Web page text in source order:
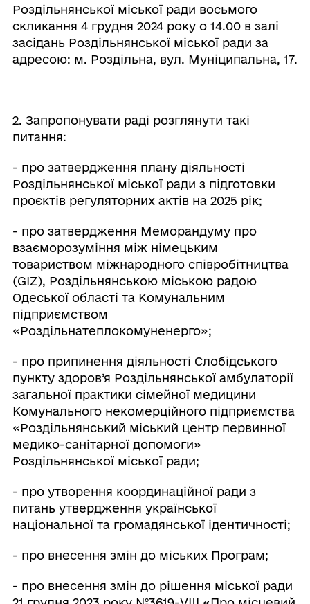
Роздільнянської міської ради восьмого
скликання 4 грудня 2024 року о 14.00 в залі
засідань Роздільнянської міської ради за
адресою: м. Роздільна, вул. Муніципальна, 17.
2. Запропонувати раді розглянути такі
питання:
- про затвердження плану діяльності
Роздільнянської міської ради з підготовки
проєктів регуляторних актів на 2025 рік;
- про затвердження Меморандуму про
взаєморозуміння між німецьким
товариством міжнародного співробітництва
(GIZ), Роздільнянською міською радою
Одеської області та Комунальним
підприємством
«Роздільнатеплокомуненерго»;
- про припинення діяльності Слобідського
пункту здоров’я Роздільнянської амбулаторії
загальної практики сімейної медицини
Комунального некомерційного підприємства
«Роздільнянський міський центр первинної
медико-санітарної допомоги»
Роздільнянської міської ради;
- про утворення координаційної ради з
питань утвердження української
національної та громадянської ідентичності;
- про внесення змін до міських Програм;
- про внесення змін до рішення міської ради